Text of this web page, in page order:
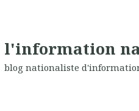
l'information
blog nationaliste